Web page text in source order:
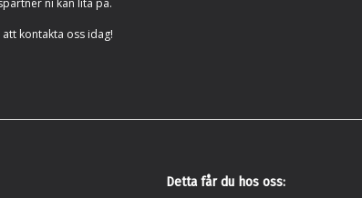
ni kan lita på.
kontakta oss idag!
Detta får du hos oss: